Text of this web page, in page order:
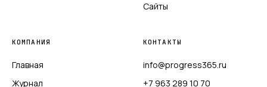
Сайты
КОМПАНИЯ
Главная
Журнал
КОНТАКТЫ
info@progress365.ru
+7 963 289 10 70